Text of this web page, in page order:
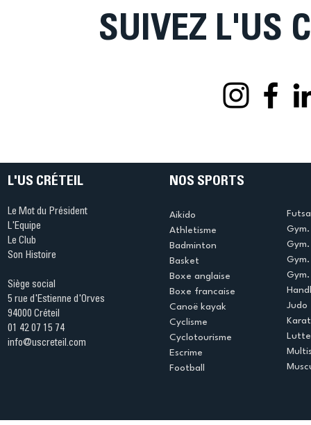
SUIVEZ L'US
L'US CRÉTEIL
Le Mot du Président
L'Equipe
Le Club
Son Histoire
Siège social
5 rue d'Estienne d'Orves
94000 Créteil
01 42 07 15 74
info@uscreteil.com
NOS SPORTS
Aikido
Athletisme
Badminton
Basket
Boxe anglaise
Boxe francaise
Canoë kayak
Cyclisme
Cyclotourisme
Escrime
Football
Judo
Lutte